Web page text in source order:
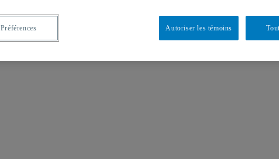
Autoriser les témoins
Préférences